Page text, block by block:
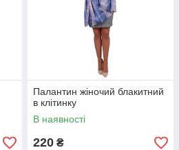
Палантин жіночий блакитний
в клітинку
В наявності
220 ₴